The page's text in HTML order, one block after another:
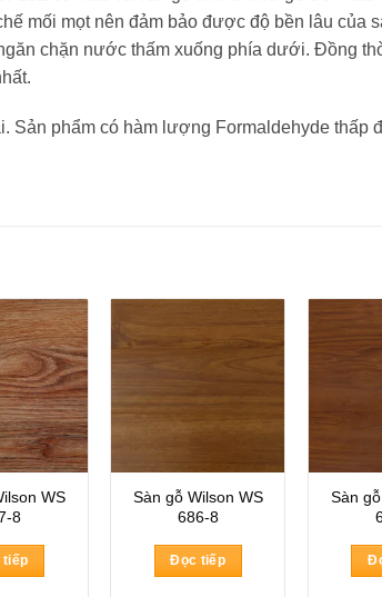
mối mọt nên đảm bảo được độ bền lâu của
chặn nước thấm xuống phía dưới. Đồng
Sản phẩm có hàm lượng Formaldehyde thấp
WS
8
tiếp
Sàn gỗ Wilson WS
686-8
Đọc tiếp
Sàn